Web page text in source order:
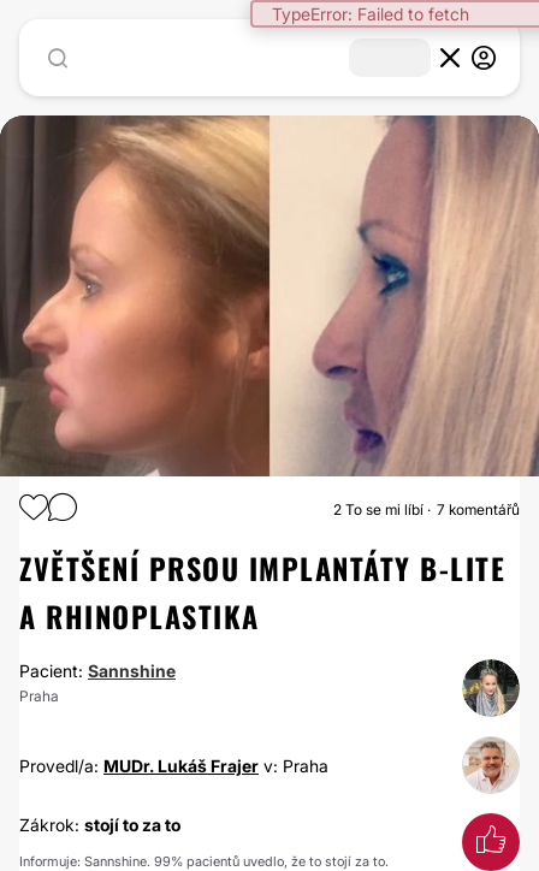
TypeError: Failed to fetch
ZVĚTŠENÍ PRSOU
2 To se mi líbí 7 komentářů
ZVĚTŠENÍ PRSOU IMPLANTÁTY B-LITE
A RHINOPLASTIKA
Pacient: Sannshine
Praha
Provedl/a: MUDr. Lukáš Frajer v: Praha
Zákrok: stojí to za to
Informuje: Sannshine. 99% pacientů uvedlo, že to stojí za to.